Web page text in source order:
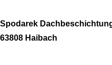
Spodarek
63808 Haibach